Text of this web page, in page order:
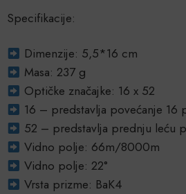
Specifikacije:
Dimenzije: 5,5*16 cm
Masa: 237 g
Optičke značajke: 16 x 52
16 – predstavlja povećanje 16
52 – predstavlja prednju leću
Vidno polje: 66m/8000m
Vidno polje: 22°
Vrsta prizme: BaK4